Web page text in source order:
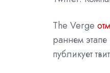
The Verge
раннем
публикует